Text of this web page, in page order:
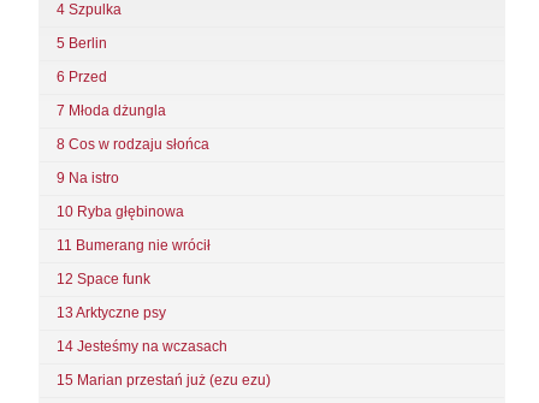
4 Szpulka
5 Berlin
6 Przed
7 Młoda dżungla
8 Cos w rodzaju słońca
9 Na istro
10 Ryba głębinowa
11 Bumerang nie wrócił
12 Space funk
13 Arktyczne psy
14 Jesteśmy na wczasach
15 Marian przestań już (ezu ezu)